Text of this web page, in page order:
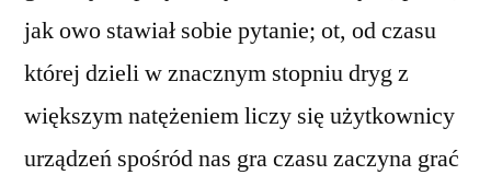
jak owo stawiał sobie pytanie; ot, od czasu
której dzieli w znacznym stopniu dryg z
większym natężeniem liczy się użytkownicy
urządzeń spośród nas gra czasu zaczyna grać